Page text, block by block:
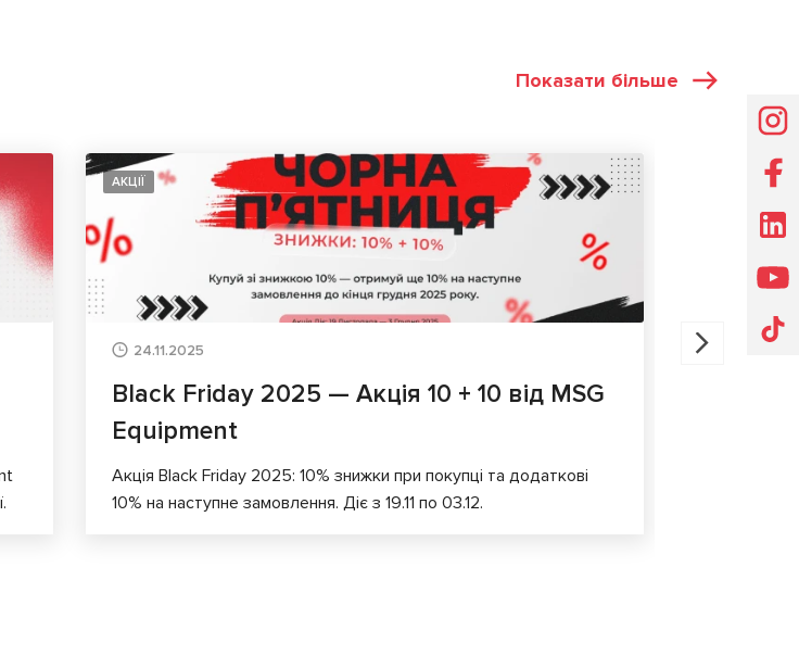
Показати більше
АКЦІЇ
24.11.2025
Black Friday 2025 — Акція 10 + 10 від MSG
Equipment
Акція Black Friday 2025: 10% знижки при покупці та додаткові
10% на наступне замовлення. Діє з 19.11 по 03.12.